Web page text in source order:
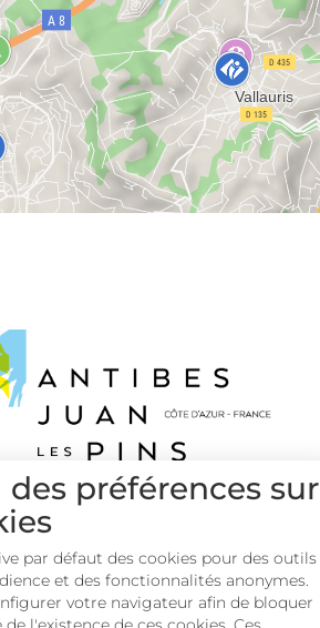
des préférences sur
par défaut des cookies pour des outils
et des fonctionnalités anonymes.
votre navigateur afin de bloquer